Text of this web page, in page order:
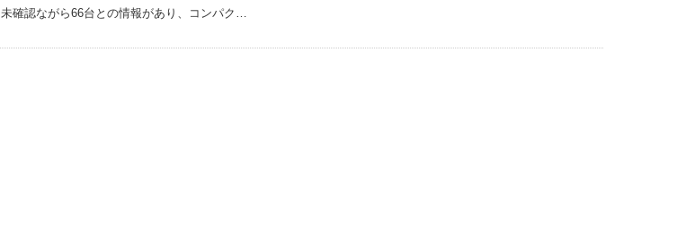
未確認ながら66台との情報があり、コンパク…